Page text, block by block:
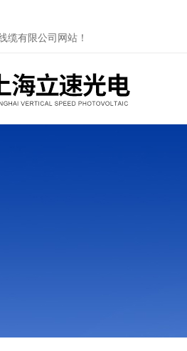
缆有限公司网站！